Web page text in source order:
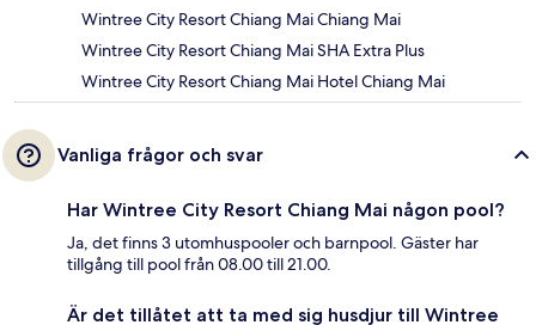
Wintree City Resort Chiang Mai Chiang Mai
Wintree City Resort Chiang Mai SHA Extra Plus
Wintree City Resort Chiang Mai Hotel Chiang Mai
Vanliga frågor och svar
Har Wintree City Resort Chiang Mai någon pool?
Ja, det finns 3 utomhuspooler och barnpool. Gäster har
tillgång till pool från 08.00 till 21.00.
Är det tillåtet att ta med sig husdjur till Wintree